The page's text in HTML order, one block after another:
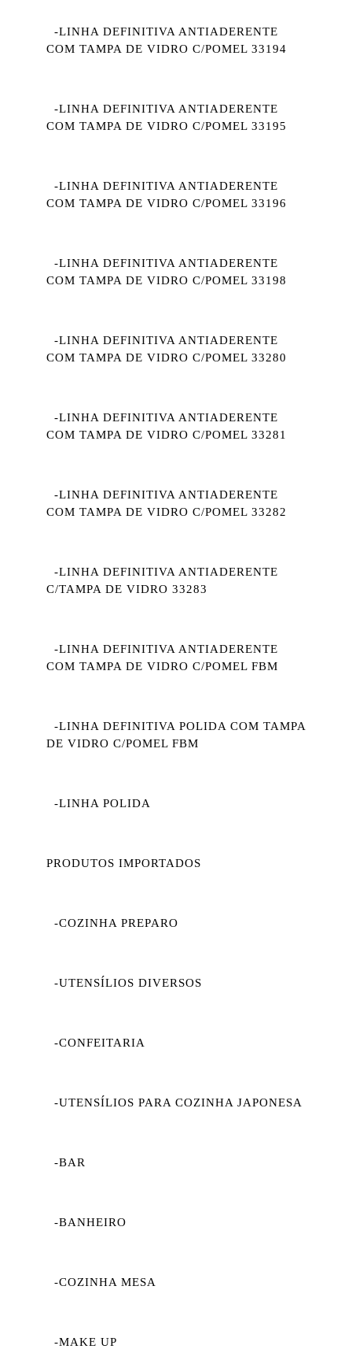
-LINHA DEFINITIVA ANTIADERENTE
COM TAMPA DE VIDRO C/POMEL 33194
-LINHA DEFINITIVA ANTIADERENTE
COM TAMPA DE VIDRO C/POMEL 33195
-LINHA DEFINITIVA ANTIADERENTE
COM TAMPA DE VIDRO C/POMEL 33196
-LINHA DEFINITIVA ANTIADERENTE
COM TAMPA DE VIDRO C/POMEL 33198
-LINHA DEFINITIVA ANTIADERENTE
COM TAMPA DE VIDRO C/POMEL 33280
-LINHA DEFINITIVA ANTIADERENTE
COM TAMPA DE VIDRO C/POMEL 33281
-LINHA DEFINITIVA ANTIADERENTE
COM TAMPA DE VIDRO C/POMEL 33282
-LINHA DEFINITIVA ANTIADERENTE
C/TAMPA DE VIDRO 33283
-LINHA DEFINITIVA ANTIADERENTE
COM TAMPA DE VIDRO C/POMEL FBM
-LINHA DEFINITIVA POLIDA COM TAMPA
DE VIDRO C/POMEL FBM
-LINHA POLIDA
PRODUTOS IMPORTADOS
-COZINHA PREPARO
-UTENSÍLIOS DIVERSOS
-CONFEITARIA
-UTENSÍLIOS PARA COZINHA JAPONESA
-BAR
-BANHEIRO
-COZINHA MESA
-MAKE UP